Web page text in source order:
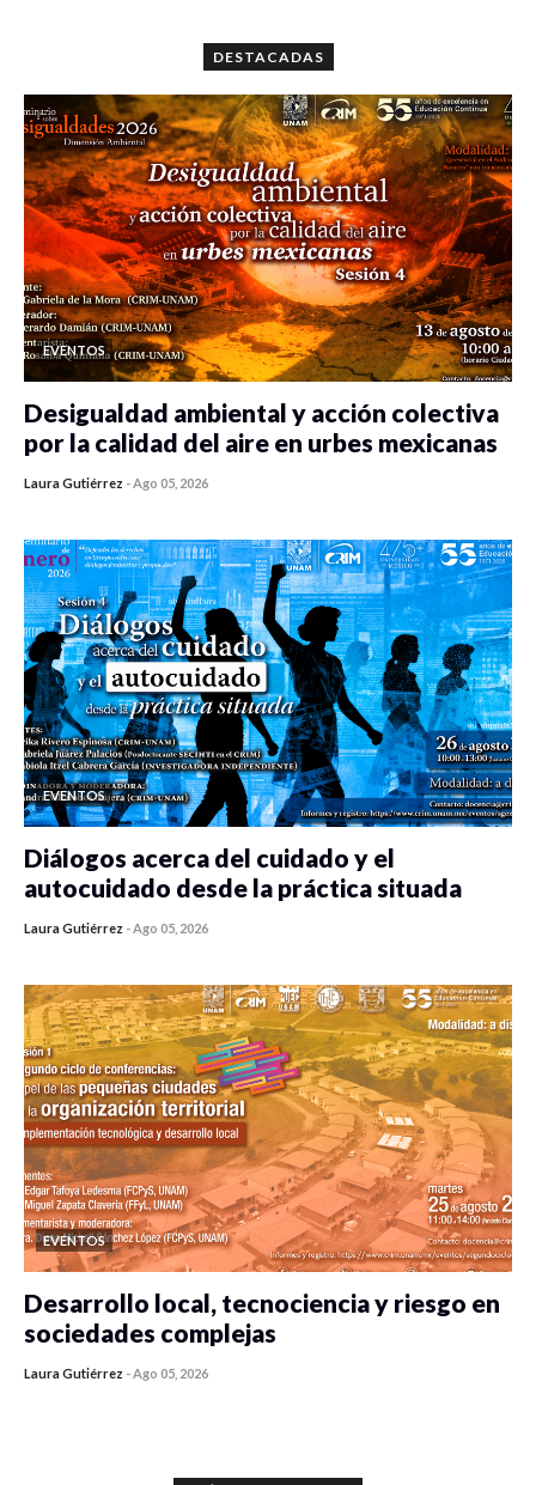
DESTACADAS
EVENTOS
Desigualdad ambiental y acción colectiva
por la calidad del aire en urbes mexicanas
Laura Gutiérrez -Ago 05, 2026
EVENTOS
Diálogos acerca del cuidado y el
autocuidado desde la práctica situada
Laura Gutiérrez -Ago 05, 2026
EVENTOS
Desarrollo local, tecnociencia y riesgo en
sociedades complejas
Laura Gutiérrez -Ago 05, 2026